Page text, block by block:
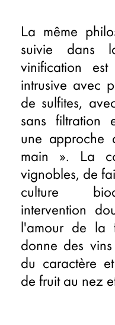
La même
suivie dans
vinification
intrusive avec
de sulfites,
sans filtration
une approche
main ». La
vignobles, de
culture
intervention
l'amour de la
donne des
du caractère
de fruit au nez